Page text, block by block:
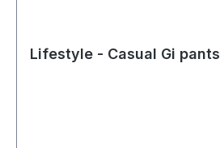
Lifestyle - Casual Gi pants